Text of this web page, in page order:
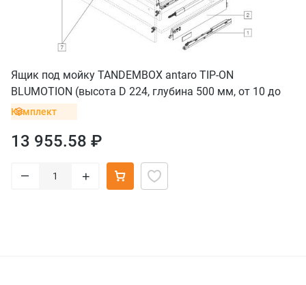
Ящик под мойку TANDEMBOX antaro TIP-ON
BLUMOTION (высота D 224, глубина 500 мм, от 10 до
30 кг), крепление саморез, серый орион
Комплект
13 955.58 ₽
– +